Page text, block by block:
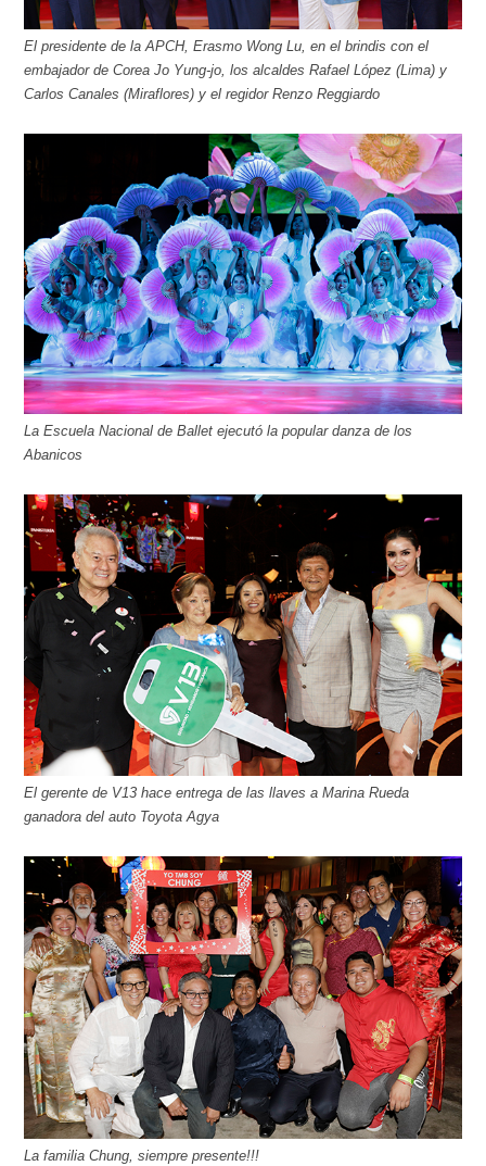
El presidente de la APCH, Erasmo Wong Lu, en el brindis con el
embajador de Corea Jo Yung-jo, los alcaldes Rafael López (Lima) y
Carlos Canales (Miraflores) y el regidor Renzo Reggiardo
La Escuela Nacional de Ballet ejecutó la popular danza de los
Abanicos
El gerente de V13 hace entrega de las llaves a Marina Rueda
ganadora del auto Toyota Agya
La familia Chung, siempre presente!!!